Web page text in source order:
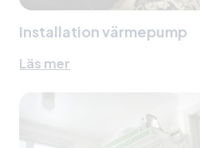
Installation värmepump
Läs mer